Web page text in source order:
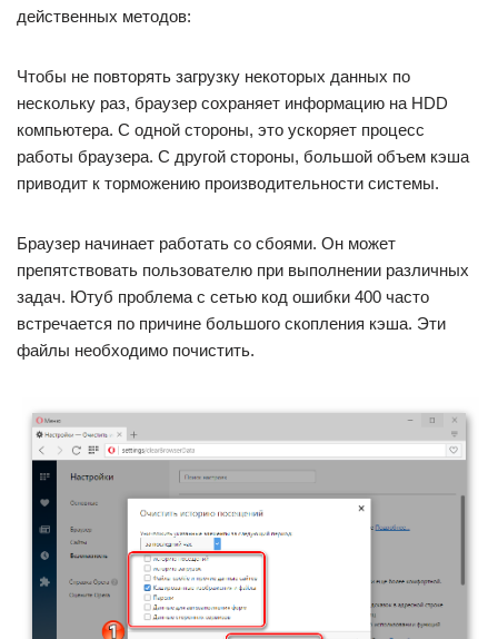
действенных методов:
Чтобы не повторять загрузку некоторых данных по
нескольку раз, браузер сохраняет информацию на HDD
компьютера. С одной стороны, это ускоряет процесс
работы браузера. С другой стороны, большой объем кэша
приводит к торможению производительности системы.
Браузер начинает работать со сбоями. Он может
препятствовать пользователю при выполнении различных
задач. Ютуб проблема с сетью код ошибки 400 часто
встречается по причине большого скопления кэша. Эти
файлы необходимо почистить.